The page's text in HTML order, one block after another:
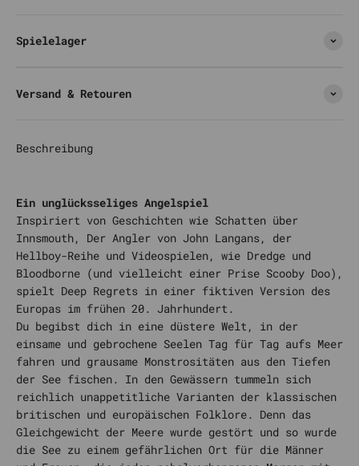
Spielelager
Versand & Retouren
Beschreibung
Ein unglücksseliges Angelspiel
Inspiriert von Geschichten wie Schatten über
Innsmouth, Der Angler von John Langans, der
Hellboy-Reihe und Videospielen, wie Dredge und
Bloodborne (und vielleicht einer Prise Scooby Doo),
spielt Deep Regrets in einer fiktiven Version des
Europas im frühen 20. Jahrhundert.
Du begibst dich in eine düstere Welt, in der
einsame und gebrochene Seelen Tag für Tag aufs Meer
fahren und grausame Monstrositäten aus den Tiefen
der See fischen. In den Gewässern tummeln sich
reichlich unappetitliche Varianten der klassischen
britischen und europäischen Folklore. Denn das
Gleichgewicht der Meere wurde gestört und so wurde
die See zu einem gefährlichen Ort für die Männer